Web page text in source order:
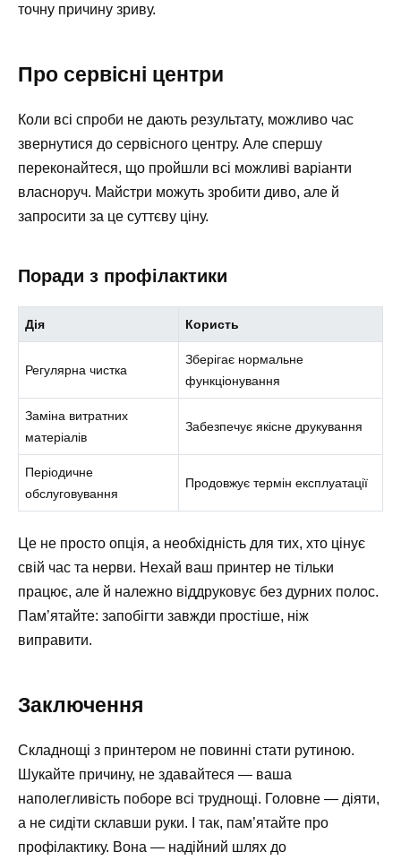
точну причину зриву.
Про сервісні центри
Коли всі спроби не дають результату, можливо час
звернутися до сервісного центру. Але спершу
переконайтеся, що пройшли всі можливі варіанти
власноруч. Майстри можуть зробити диво, але й
запросити за це суттєву ціну.
Поради з профілактики
Дія Користь
Регулярна чистка
Зберігає нормальне
функціонування
Заміна витратних
матеріалів
Забезпечує якісне друкування
Періодичне
обслуговування
Продовжує термін експлуатації
Це не просто опція, а необхідність для тих, хто цінує
свій час та нерви. Нехай ваш принтер не тільки
працює, але й належно віддруковує без дурних полос.
Пам’ятайте: запобігти завжди простіше, ніж
виправити.
Заключення
Складнощі з принтером не повинні стати рутиною.
Шукайте причину, не здавайтеся — ваша
наполегливість поборе всі труднощі. Головне — діяти,
а не сидіти склавши руки. І так, пам’ятайте про
профілактику. Вона — надійний шлях до